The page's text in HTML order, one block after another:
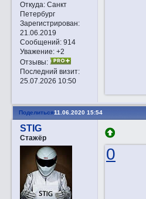
Откуда:Санкт
Петербург
Зарегистрирован:
21.06.2019
Сообщений:914
Уважение: +2
Отзывы:
Последний визит:
25.07.2026 10:50
Поделиться11.06.2020 15:54
STIG
Стажёр
0